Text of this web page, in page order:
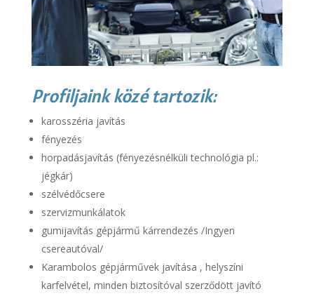
Profiljaink közé tartozik:
karosszéria javítás
fényezés
horpadásjavítás (fényezésnélküli technológia pl.:
jégkár)
szélvédőcsere
szervizmunkálatok
gumijavítás gépjármű kárrendezés /Ingyen
csereautóval/
Karambolos gépjárművek javítása , helyszíni
karfelvétel, minden biztosítóval szerződött javító